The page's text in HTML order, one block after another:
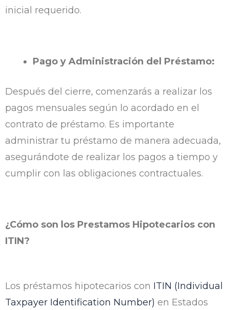
inicial requerido.
Pago y Administración del Préstamo:
Después del cierre, comenzarás a realizar los
pagos mensuales según lo acordado en el
contrato de préstamo. Es importante
administrar tu préstamo de manera adecuada,
asegurándote de realizar los pagos a tiempo y
cumplir con las obligaciones contractuales.
¿Cómo son los Prestamos Hipotecarios con
ITIN?
Los préstamos hipotecarios con ITIN (Individual
Taxpayer Identification Number) en Estados